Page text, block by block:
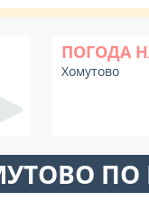
ПОГОДА
Хомутово